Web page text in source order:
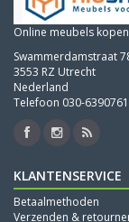
Online meubels
Swammerdamstraat
3553 RZ Utrecht
Nederland
Telefoon 030-6390761
KLANTENSERVICE
Betaalmethoden
Verzenden &